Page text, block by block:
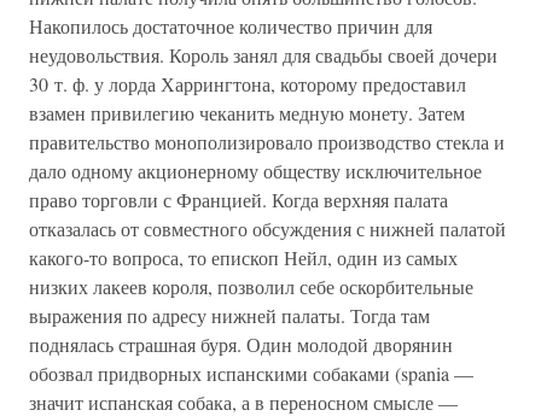
Накопилось достаточное количество причин для
неудовольствия. Король занял для свадьбы своей дочери
30 т. ф. у лорда Харрингтона, которому предоставил
взамен привилегию чеканить медную монету. Затем
правительство монополизировало производство стекла и
дало одному акционерному обществу исключительное
право торговли с Францией. Когда верхняя палата
отказалась от совместного обсуждения с нижней палатой
какого-то вопроса, то епископ Нейл, один из самых
низких лакеев короля, позволил себе оскорбительные
выражения по адресу нижней палаты. Тогда там
поднялась страшная буря. Один молодой дворянин
обозвал придворных испанскими собаками (spania —
значит испанская собака, а в переносном смысле —